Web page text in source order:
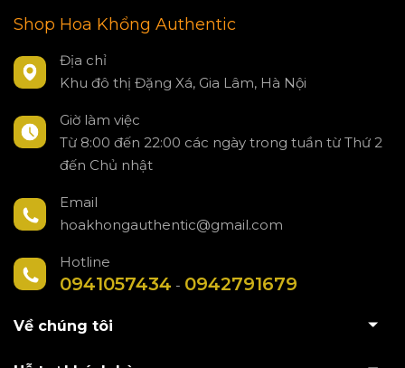
Shop Hoa Khổng Authentic
Địa chỉ
Khu đô thị Đặng Xá, Gia Lâm, Hà Nội
Giờ làm việc
Từ 8:00 đến 22:00 các ngày trong tuần từ Thứ 2
đến Chủ nhật
Email
hoakhongauthentic@gmail.com
Hotline
0941057434 - 0942791679
Về chúng tôi